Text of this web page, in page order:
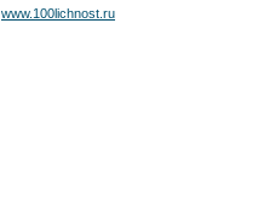
www.100lichnost.ru